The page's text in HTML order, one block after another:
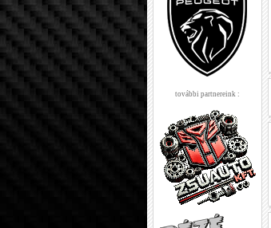
további partnereink :